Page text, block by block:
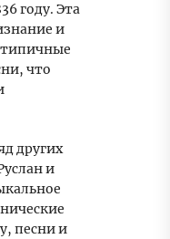
году. Эта
и
типичные
что
других
и
песни и